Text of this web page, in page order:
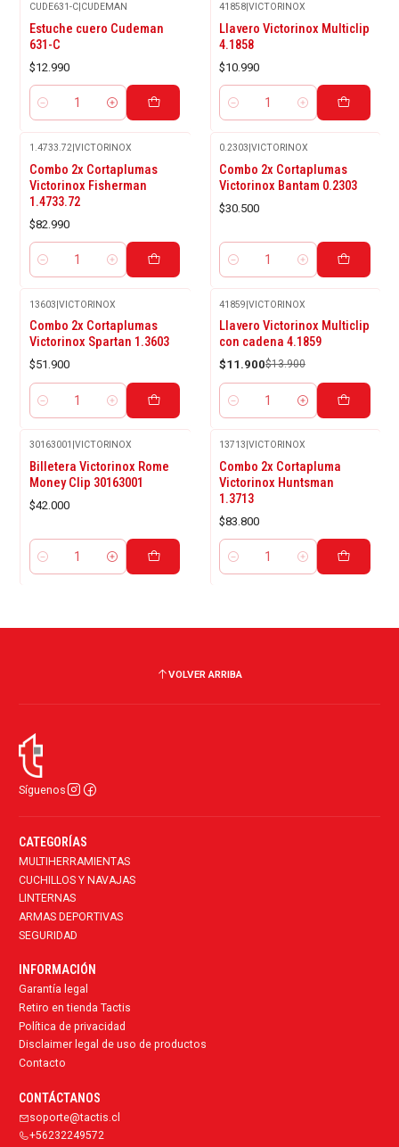
CUDE631-C| CUDEMAN
Estuche cuero Cudeman
631-C
$12.990
Cantidad
41858 VICTORINOX
Llavero Victorinox Multiclip
4.1858
$10.990
Cantidad
1.4733.72|VICTORINOX
Combo 2x Cortaplumas
Victorinox Fisherman
1.4733.72
$82.990
Cantidad
0.2303|VICTORINOX
Combo 2x Cortaplumas
Victorinox Bantam 0.2303
$30.500
Cantidad
13603|VICTORINOX
Combo 2x Cortaplumas
Victorinox Spartan 1.3603
$51.900
Cantidad
-14%
OFF
41859|VICTORINOX
Llavero Victorinox Multiclip
con cadena 4.1859
$11.900$13.900
Cantidad
30163001 VICTORINOX
Billetera Victorinox Rome
Money Clip 30163001
$42.000
Cantidad
13713 VICTORINOX
Combo 2x Cortapluma
Victorinox Huntsman
1.3713
$83.800
Cantidad
VOLVER ARRIBA
Síguenos
CATEGORÍAS
MULTIHERRAMIENTAS
CUCHILLOS Y NAVAJAS
LINTERNAS
ARMAS DEPORTIVAS
SEGURIDAD
INFORMACIÓN
Garantía legal
Retiro en tienda Tactis
Política de privacidad
Disclaimer legal de uso de productos
Contacto
CONTÁCTANOS
soporte@tactis.cl
+56232249572